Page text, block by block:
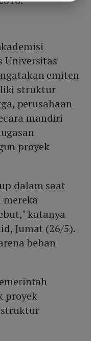
Universitas
emiten
struktur
perusahaan
mandiri
proyek
dalam saat
katanya
Jumat (26/5).
beban
proyek